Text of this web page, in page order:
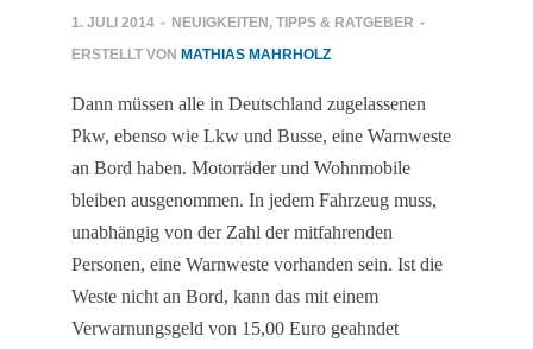
1. JULI 2014 - NEUIGKEITEN , TIPPS & RATGEBER -
ERSTELLT VON MATHIAS MAHRHOLZ
Dann müssen alle in Deutschland zugelassenen
Pkw, ebenso wie Lkw und Busse, eine Warnweste
an Bord haben. Motorräder und Wohnmobile
bleiben ausgenommen. In jedem Fahrzeug muss,
unabhängig von der Zahl der mitfahrenden
Personen, eine Warnweste vorhanden sein. Ist die
Weste nicht an Bord, kann das mit einem
Verwarnungsgeld von 15,00 Euro geahndet